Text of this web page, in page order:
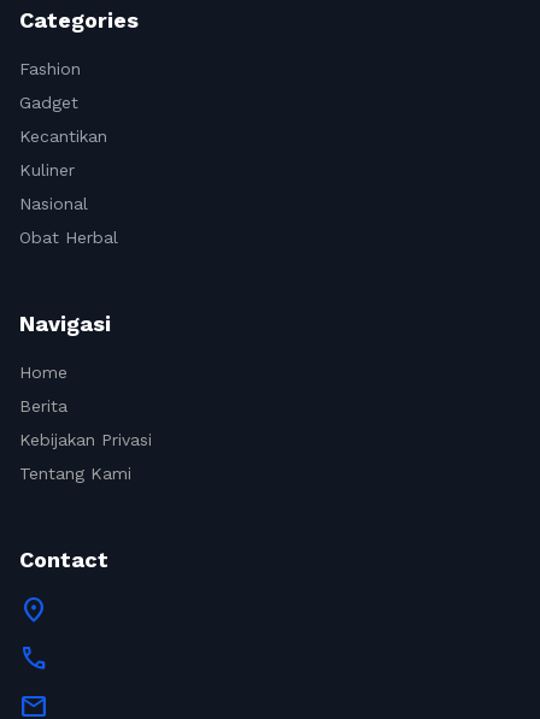
Categories
Fashion
Gadget
Kecantikan
Kuliner
Nasional
Obat Herbal
Navigasi
Home
Berita
Kebijakan Privasi
Tentang Kami
Contact
location_on
call
mail